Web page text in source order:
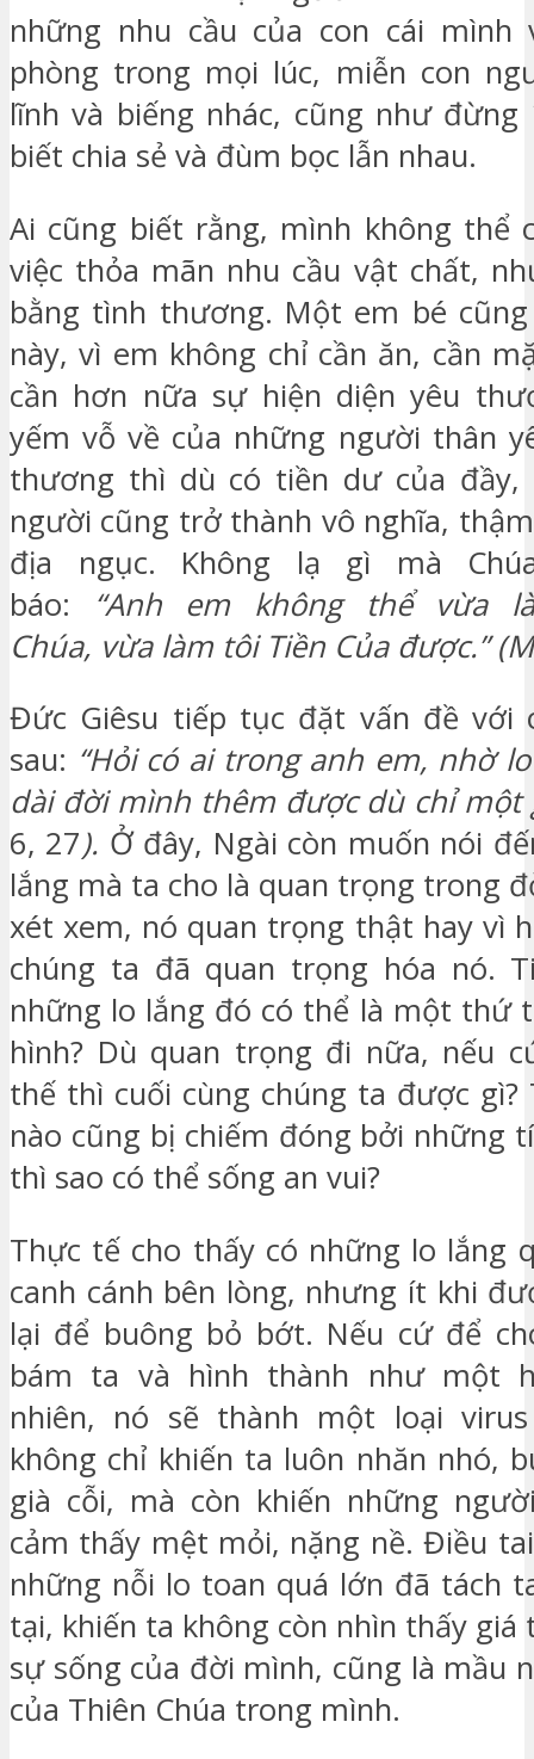
những nhu cầu của con cái mình
phòng trong mọi lúc, miễn con
lĩnh và biếng nhác, cũng như đừng
biết chia sẻ và đùm bọc lẫn nhau.
Ai cũng biết rằng, mình không thể
việc thỏa mãn nhu cầu vật chất,
bằng tình thương. Một em bé
này, vì em không chỉ cần ăn, cần
cần hơn nữa sự hiện diện yêu
yếm vỗ về của những người thân
thương thì dù có tiền dư của đầy,
người cũng trở thành vô nghĩa,
địa ngục. Không lạ gì mà
báo: “Anh em không thể vừa
Chúa, vừa làm tôi Tiền Của được.”
Đức Giêsu tiếp tục đặt vấn đề với
sau: “Hỏi có ai trong anh em, nhờ
dài đời mình thêm được dù chỉ một
6, 27). Ở đây, Ngài còn muốn nói
lắng mà ta cho là quan trọng trong
xét xem, nó quan trọng thật hay vì
chúng ta đã quan trọng hóa nó.
những lo lắng đó có thể là một thứ
hình? Dù quan trọng đi nữa, nếu
thế thì cuối cùng chúng ta được
nào cũng bị chiếm đóng bởi những
thì sao có thể sống an vui?
Thực tế cho thấy có những lo lắng
canh cánh bên lòng, nhưng ít khi
lại để buông bỏ bớt. Nếu cứ để
bám ta và hình thành như một
nhiên, nó sẽ thành một loại
không chỉ khiến ta luôn nhăn nhó,
già cỗi, mà còn khiến những
cảm thấy mệt mỏi, nặng nề. Điều
những nỗi lo toan quá lớn đã tách
tại, khiến ta không còn nhìn thấy
sự sống của đời mình, cũng là mầu
của Thiên Chúa trong mình.